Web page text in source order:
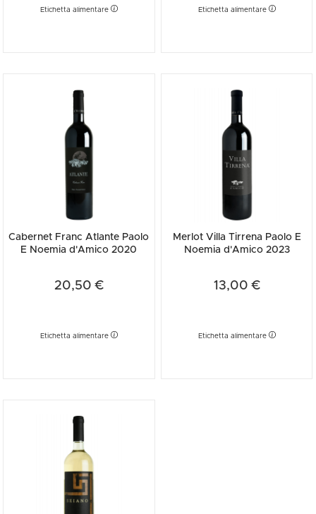
Etichetta alimentare Etichetta alimentare
Cabernet Franc Atlante Paolo
E Noemia d'Amico 2020
20,50 €
Etichetta alimentare
Merlot Villa Tirrena Paolo E
Noemia d'Amico 2023
13,00 €
Etichetta alimentare